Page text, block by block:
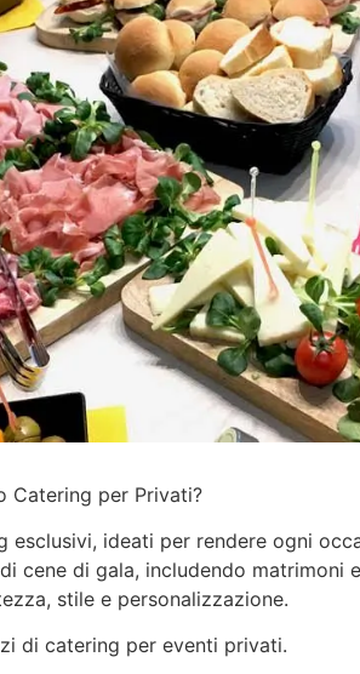
Catering per Privati?
esclusivi, ideati per rendere ogni
cene di gala, includendo
stile e personalizzazione.
di catering per eventi privati.